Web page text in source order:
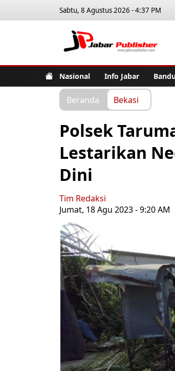
Sabtu, 8 Agustus 2026 - 4:37 PM
Nasional Info Jabar
Beranda Bekasi
Polsek
Lestarikan
Dini
Tim Redaksi
Jumat, 18 Agu 2023 - 9:20 AM